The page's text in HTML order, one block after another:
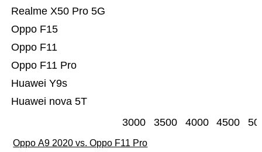
Huawei nova 5T
Huawei Y9s
Oppo F11 Pro
Oppo F11
Oppo F15
Realme X50 Pro 5G
3000 3500 4000 4500
Oppo A9 2020 vs. Oppo F11 Pro